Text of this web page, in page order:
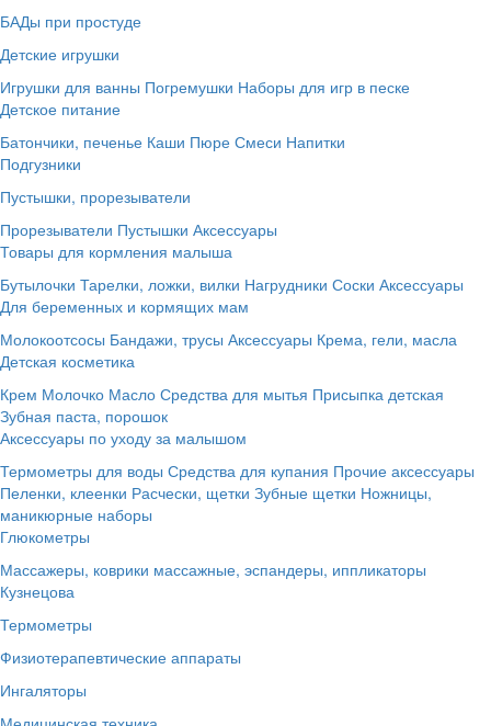
БАДы при простуде
Детские игрушки
Игрушки для ванны Погремушки Наборы для игр в песке
Детское питание
Батончики, печенье Каши Пюре Смеси Напитки
Подгузники
Пустышки, прорезыватели
Прорезыватели Пустышки Аксессуары
Товары для кормления малыша
Бутылочки Тарелки, ложки, вилки Нагрудники Соски Аксессуары
Для беременных и кормящих мам
Молокоотсосы Бандажи, трусы Аксессуары Крема, гели, масла
Детская косметика
Крем Молочко Масло Средства для мытья Присыпка детская
Зубная паста, порошок
Аксессуары по уходу за малышом
Термометры для воды Средства для купания Прочие аксессуары
Пеленки, клеенки Расчески, щетки Зубные щетки Ножницы,
маникюрные наборы
Глюкометры
Массажеры, коврики массажные, эспандеры, иппликаторы
Кузнецова
Термометры
Физиотерапевтические аппараты
Ингаляторы